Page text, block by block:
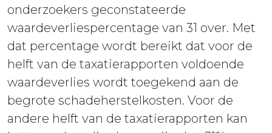
onderzoekers geconstateerde
waardeverliespercentage van 31 over. Met
dat percentage wordt bereikt dat voor de
helft van de taxatierapporten voldoende
waardeverlies wordt toegekend aan de
begrote schadeherstelkosten. Voor de
andere helft van de taxatierapporten kan